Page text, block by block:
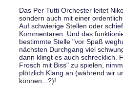
Das Per Tutti Orchester leitet
sondern auch mit einer
Auf schwierige Stellen oder
Kommentaren. Und das
bestimmte Stelle "vor Spaß
nächsten Durchgang viel
dann klingt es auch schrecklich.
Frosch mit Biss" zu spielen,
plötzlich Klang an (während wir
können...?)!